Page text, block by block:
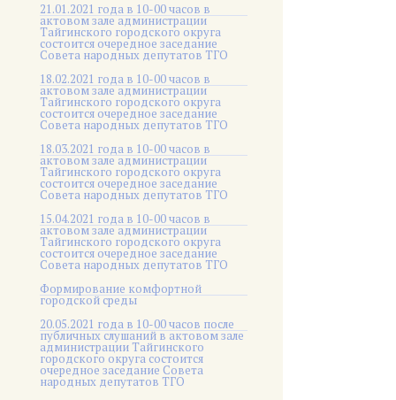
21.01.2021 года в 10-00 часов в
актовом зале администрации
Тайгинского городского округа
состоится очередное заседание
Совета народных депутатов ТГО
18.02.2021 года в 10-00 часов в
актовом зале администрации
Тайгинского городского округа
состоится очередное заседание
Совета народных депутатов ТГО
18.03.2021 года в 10-00 часов в
актовом зале администрации
Тайгинского городского округа
состоится очередное заседание
Совета народных депутатов ТГО
15.04.2021 года в 10-00 часов в
актовом зале администрации
Тайгинского городского округа
состоится очередное заседание
Совета народных депутатов ТГО
Формирование комфортной
городской среды
20.05.2021 года в 10-00 часов после
публичных слушаний в актовом зале
администрации Тайгинского
городского округа состоится
очередное заседание Совета
народных депутатов ТГО